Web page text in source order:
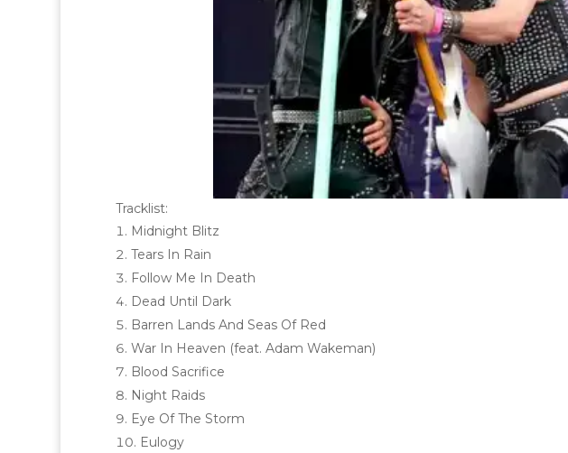
Tracklist:
Midnight Blitz
Tears In Rain
Follow Me In Death
Dead Until Dark
Barren Lands And Seas Of Red
War In Heaven (feat. Adam Wakeman)
Blood Sacrifice
Night Raids
Eye Of The Storm
Eulogy